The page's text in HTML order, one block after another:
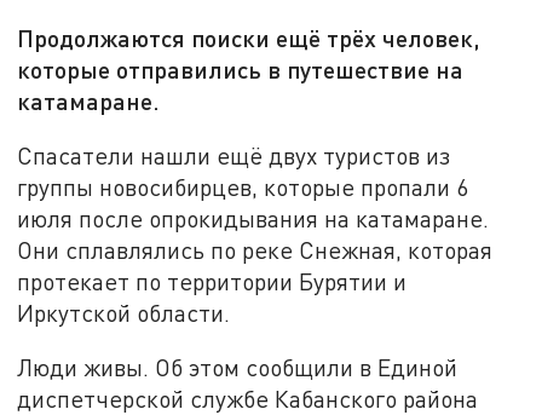
Продолжаются поиски ещё трёх человек,
которые отправились в путешествие на
катамаране.
Спасатели нашли ещё двух туристов из
группы новосибирцев, которые пропали 6
июля после опрокидывания на катамаране.
Они сплавлялись по реке Снежная, которая
протекает по территории Бурятии и
Иркутской области.
Люди живы. Об этом сообщили в Единой
диспетчерской службе Кабанского района